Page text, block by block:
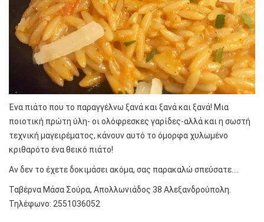
Ένα πιάτο που το παραγγέλνω ξανά και ξανά και ξανά! Μια
ποιοτική πρώτη ύλη- οι ολόφρεσκες γαρίδες-αλλά και η σωστή
τεχνική μαγειρέματος, κάνουν αυτό το όμορφα χυλωμένο
κριθαρότο ένα θεικό πιάτο!
Αν δεν το έχετε δοκιμάσει ακόμα, σας παρακαλώ σπεύσατε….
Ταβέρνα Μάσα Σούρα, Απολλωνιάδος 38 Αλεξανδρούπολη.
Τηλέφωνο: 2551036052